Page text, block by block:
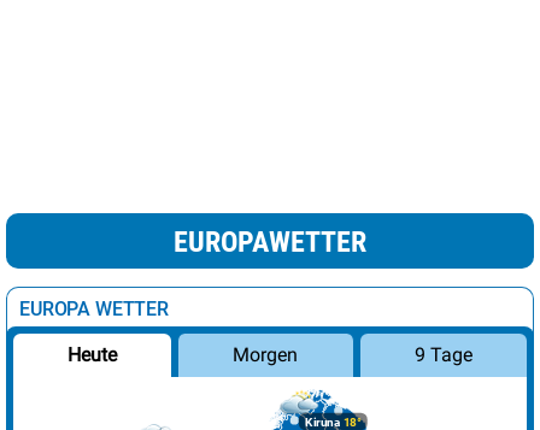
EUROPAWETTER
EUROPA WETTER
Heute Morgen 9 Tage
Kiruna 18°